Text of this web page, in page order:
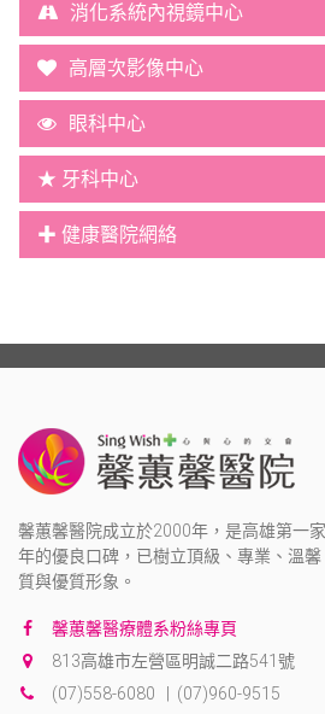
消化系統內視鏡中心
高層次影像中心
眼科中心
★ 牙科中心
✚ 健康醫院網絡
馨蕙馨醫院成立於2000年，是高雄第一
年的優良口碑，已樹立頂級、專業、溫
質與優質形象。
馨蕙馨醫療體系粉絲專頁
813高雄市左營區明誠二路541號
(07)558-6080 | (07)960-9515